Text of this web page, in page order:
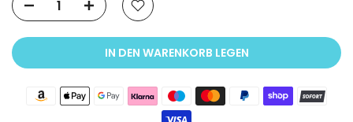
IN DEN WARENKORB LEGEN